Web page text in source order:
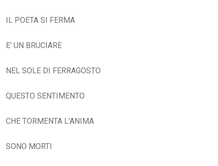
IL POETA SI FERMA
E’ UN BRUCIARE
NEL SOLE DI FERRAGOSTO
QUESTO SENTIMENTO
CHE TORMENTA L’ANIMA
SONO MORTI